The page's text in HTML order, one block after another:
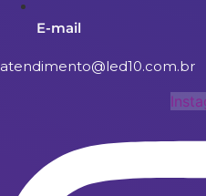
E-mail
atendimento@led10.com.br